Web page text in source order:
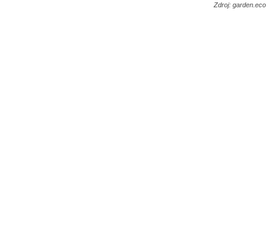
Zdroj: garden.eco